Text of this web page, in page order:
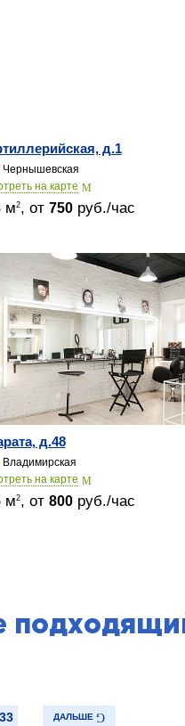
д.1
Чернышевская
на карте
м2, от 750руб./час
д.48
Владимирская
на карте
м2, от 800руб./час
33 ДАЛЬШЕ